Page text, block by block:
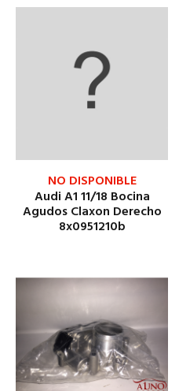
NO DISPONIBLE
Audi A1 11/18 Bocina
Agudos Claxon Derecho
8x0951210b